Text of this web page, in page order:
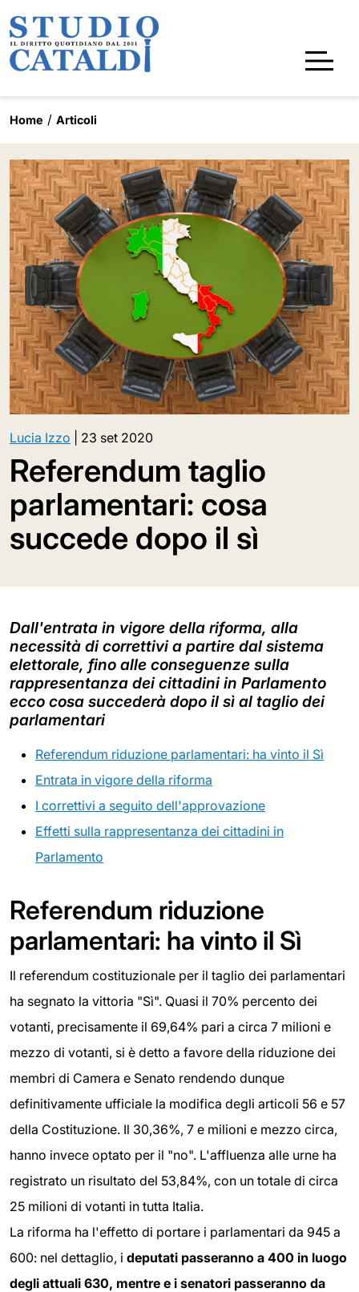
Home Articoli
Lucia Izzo 23 set 2020
Referendum taglio
parlamentari: cosa
succede dopo il sì
Dall'entrata in vigore della riforma, alla
necessità di correttivi a partire dal sistema
elettorale, fino alle conseguenze sulla
rappresentanza dei cittadini in Parlamento
ecco cosa succederà dopo il sì al taglio dei
parlamentari
Referendum riduzione parlamentari: ha vinto il Sì
Entrata in vigore della riforma
I correttivi a seguito dell'approvazione
Effetti sulla rappresentanza dei cittadini in
Parlamento
Referendum riduzione
parlamentari: ha vinto il Sì
Il referendum costituzionale per il taglio dei parlamentari
ha segnato la vittoria "Sì". Quasi il 70% percento dei
votanti, precisamente il 69,64% pari a circa 7 milioni e
mezzo di votanti, si è detto a favore della riduzione dei
membri di Camera e Senato rendendo dunque
definitivamente ufficiale la modifica degli articoli 56 e 57
della Costituzione. Il 30,36%, 7 e milioni e mezzo circa,
hanno invece optato per il "no". L'affluenza alle urne ha
registrato un risultato del 53,84%, con un totale di circa
25 milioni di votanti in tutta Italia.
La riforma ha l'effetto di portare i parlamentari da 945 a
600: nel dettaglio, i deputati passeranno a 400 in luogo
degli attuali 630, mentre e i senatori passeranno da